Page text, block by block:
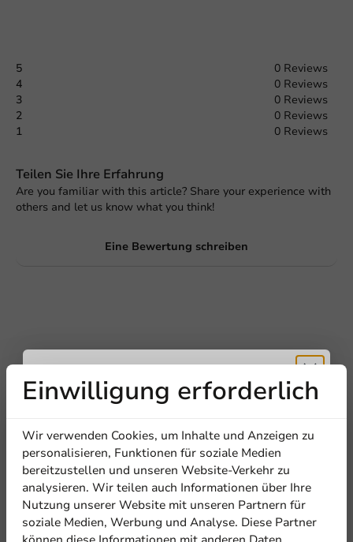
5
0 Reviews
4
0 Reviews
3
0 Reviews
2
0 Reviews
1
0 Reviews
Teilen Sie Ihre Erfahrung
Are you familiar with this article? Share your experience with
others and let us know what you think!
Eine Bewertung schreiben
Be the first to write a review
Manipulationssichere Becher Ø118mm - 300cc + Deckel.
320/320 Stk./Karton
Eine Bewertung schreiben
Einwilligung erforderlich
Wir verwenden Cookies, um Inhalte und Anzeigen zu
personalisieren, Funktionen für soziale Medien
bereitzustellen und unseren Website-Verkehr zu
analysieren. Wir teilen auch Informationen über Ihre
Nutzung unserer Website mit unseren Partnern für
soziale Medien, Werbung und Analyse. Diese Partner
Erhalten Sie
5% Rabatt
Abonnieren Sie unseren
Newsletter!